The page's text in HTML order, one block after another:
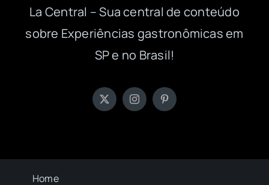
La Central – Sua central de conteúdo
sobre Experiências gastronômicas em
SP e no Brasil!
Home